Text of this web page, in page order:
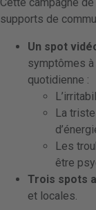
supports de
Un spot
symptômes
quotidienne :
La
Les
être
Trois spots
et locales.